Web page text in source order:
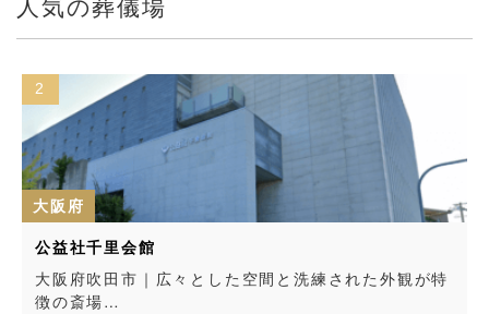
人気の葬儀場
千里会館
吹田市｜広々とした空間と洗練された外観が特
場…
大阪府
大阪府